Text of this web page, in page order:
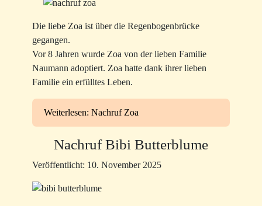
Die liebe Zoa ist über die Regenbogenbrücke
gegangen.
Vor 8 Jahren wurde Zoa von der lieben Familie
Naumann adoptiert. Zoa hatte dank ihrer lieben
Familie ein erfülltes Leben.
Weiterlesen: Nachruf Zoa
Nachruf Bibi Butterblume
Veröffentlicht: 10. November 2025